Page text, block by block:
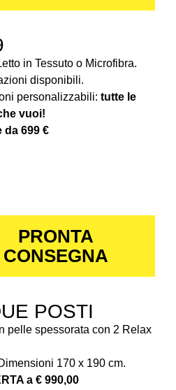
in Tessuto o Microfibra.
disponibili.
personalizzabili: tutte le
vuoi!
da 699 €
PRONTA
CONSEGNA
POSTI
pelle spessorata con 2 Relax
170 x 190 cm.
a € 990,00